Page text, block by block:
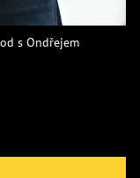
s Ondřejem